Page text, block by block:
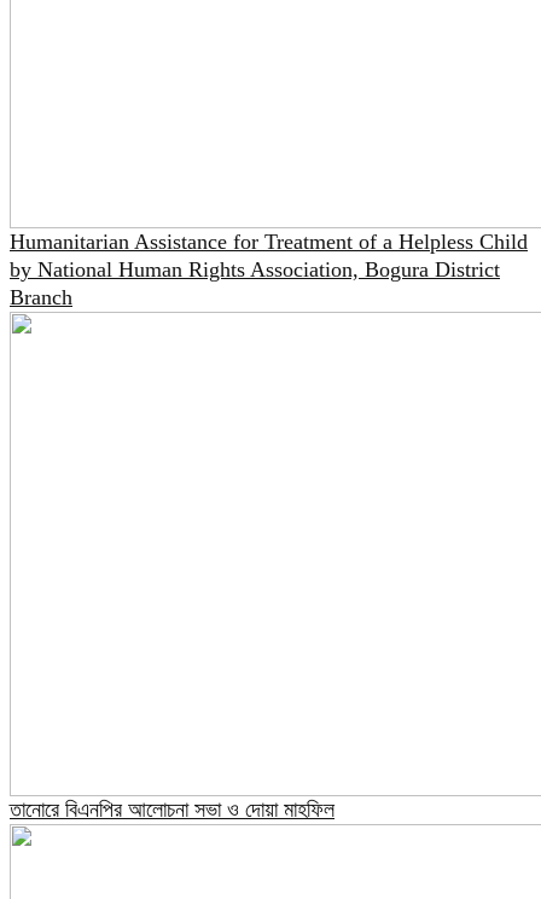
Humanitarian Assistance for Treatment of a Helpless Child
by National Human Rights Association, Bogura District
Branch
তানোরে বিএনপির আলোচনা সভা ও দোয়া মাহফিল